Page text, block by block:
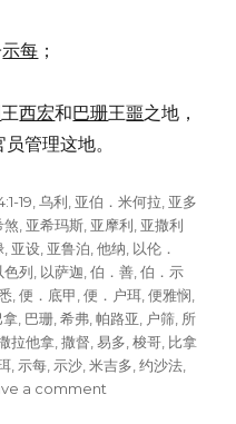
示每 ；
王西宏和巴珊王噩之地，
员管理这地。
19 ,乌利 亚伯．米何拉 亚多
煞 亚希玛斯 亚摩利 亚撒利
亚设 亚鲁泊 ,他纳 以伦．
色列 以萨迦 ,伯．善 ,伯．示
,便．底甲 ,便．户珥 ,便雅悯
拿 巴珊 ,希弗 ,帕路亚 户筛 所
拉他拿 ,撒督 ,易多 ,梭哥 比拿
示每 示沙 ,米吉多 ,约沙法
a comment